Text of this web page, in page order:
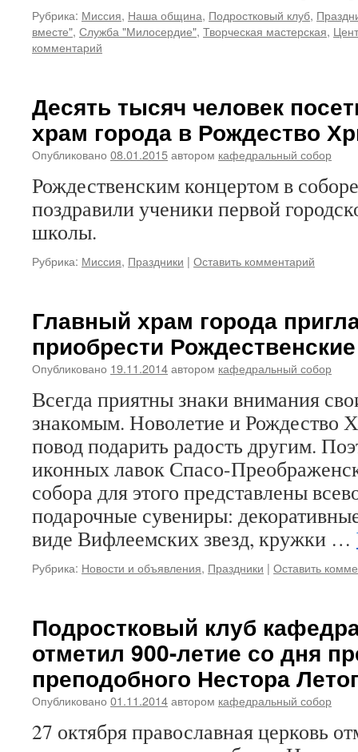
Рубрика: Миссия, Наша община, Подростковый клуб,
вместе", Служба "Милосердие", Творческая мастерская,
комментарий
Десять тысяч человек
храм города в Рождество
Опубликовано 08.01.2015автором кафедральный собор
Рождественским концертом в
поздравили ученики первой
школы.
Рубрика: Миссия, Праздники | Оставить комментарий
Главный храм города
приобрести
Опубликовано 19.11.2014автором кафедральный собор
Всегда приятны знаки внимания
знакомым. Новолетие и Рождество
повод подарить радость другим.
иконных лавок Спасо-
собора для этого представлены
подарочные сувениры:
виде Вифлеемских звезд, кружки …
Рубрика: Новости и объявления, Праздники | Оставить
Подростковый клуб
отметил 900-летие со дня
преподобного Нестора
Опубликовано 01.11.2014автором кафедральный собор
27 октября православная церковь